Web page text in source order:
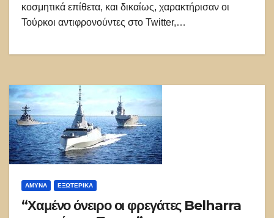
κοσμητικά επίθετα, και δικαίως, χαρακτήρισαν οι
Τούρκοι αντιφρονούντες στο Twitter,…
ΑΜΥΝΑ ΕΞΩΤΕΡΙΚΑ
“Χαμένο όνειρο οι φρεγάτες Belharra